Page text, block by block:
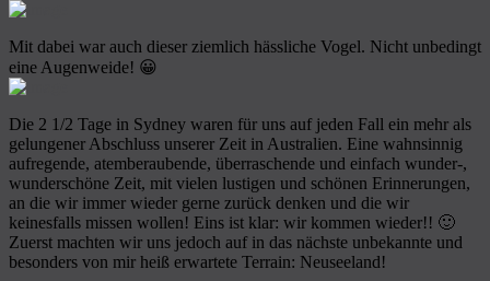
Mit dabei war auch dieser ziemlich hässliche Vogel. Nicht unbedingt
eine Augenweide! 😀
Die 2 1/2 Tage in Sydney waren für uns auf jeden Fall ein mehr als
gelungener Abschluss unserer Zeit in Australien. Eine wahnsinnig
aufregende, atemberaubende, überraschende und einfach wunder-,
wunderschöne Zeit, mit vielen lustigen und schönen Erinnerungen,
an die wir immer wieder gerne zurück denken und die wir
keinesfalls missen wollen! Eins ist klar: wir kommen wieder!! 🙂
Zuerst machten wir uns jedoch auf in das nächste unbekannte und
besonders von mir heiß erwartete Terrain: Neuseeland!